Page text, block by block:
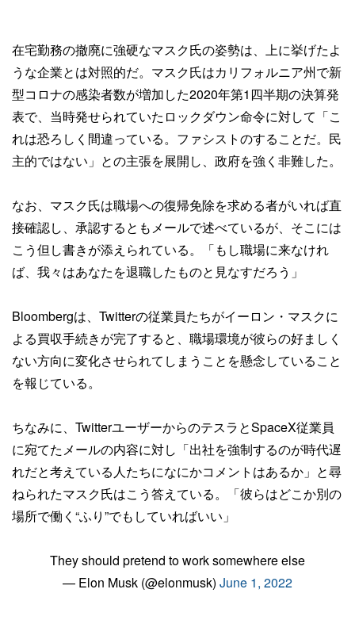
在宅勤務の撤廃に強硬なマスク氏の姿勢は、上に挙げたよ
うな企業とは対照的だ。マスク氏はカリフォルニア州で新
型コロナの感染者数が増加した2020年第1四半期の決算発
表で、当時発せられていたロックダウン命令に対して「こ
れは恐ろしく間違っている。ファシストのすることだ。民
主的ではない」との主張を展開し、政府を強く非難した。
なお、マスク氏は職場への復帰免除を求める者がいれば直
接確認し、承認するともメールで述べているが、そこには
こう但し書きが添えられている。「もし職場に来なけれ
ば、我々はあなたを退職したものと見なすだろう」
Bloombergは、Twitterの従業員たちがイーロン・マスクに
よる買収手続きが完了すると、職場環境が彼らの好ましく
ない方向に変化させられてしまうことを懸念していること
を報じている。
ちなみに、TwitterユーザーからのテスラとSpaceX従業員
に宛てたメールの内容に対し「出社を強制するのが時代遅
れだと考えている人たちになにかコメントはあるか」と尋
ねられたマスク氏はこう答えている。「彼らはどこか別の
場所で働く“ふり”でもしていればいい」
They should pretend to work somewhere else
— Elon Musk (@elonmusk) June 1, 2022